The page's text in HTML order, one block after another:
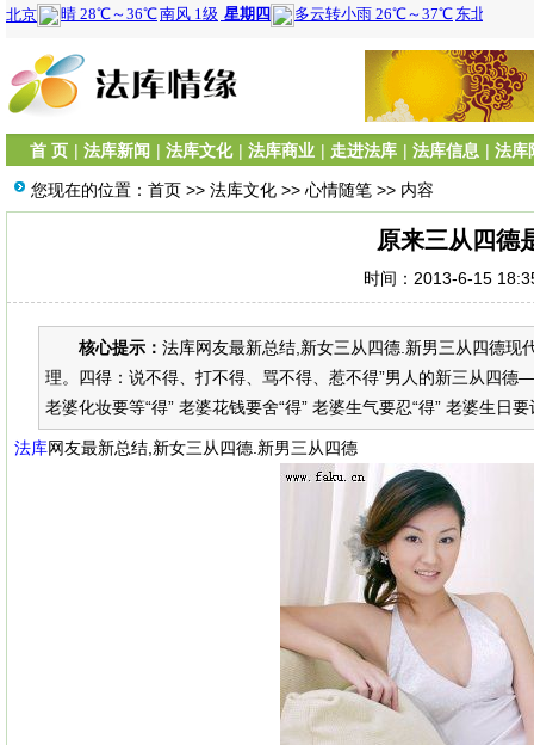
首 页 | 法库新闻 | 法库文化 | 法库商业 | 走进法库 | 法库信息 | 法库
您现在的位置： 首页 >> 法库文化 >> 心情随笔 >> 内容
原来三从四德
时间：2013-6-15
核心提示： 法库网友最新总结,新女三从四德.新男三从四德
理。四得：说不得、打不得、骂不得、惹不得”男人的新三从四德
老婆化妆要等“得” 老婆花钱要舍“得” 老婆生气要忍“得” 老婆生日要
法库网友最新总结,新女三从四德.新男三从四德